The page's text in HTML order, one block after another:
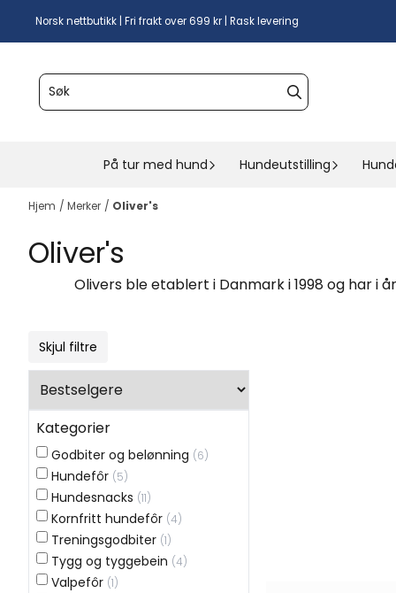
Hopp til innhold
Norsk nettbutikk | Fri frakt over 699 kr | Rask levering
På tur med hund Hundeutstilling
Hjem / Merker / Oliver's
Oliver's
Olivers ble etablert i Danmark i 1998 og har
Skjul filtre
Kategorier
Godbiter og belønning (6)
Hundefôr (5)
Hundesnacks (11)
Kornfritt hundefôr (4)
Treningsgodbiter (1)
Tygg og tyggebein (4)
Valpefôr (1)